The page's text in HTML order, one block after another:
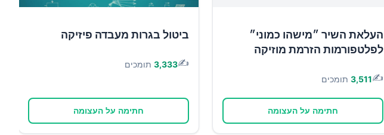
העלאת השיר ״מישהו כמוני״
לפלטפורמות הזרמת מוזיקה
✍️
3,511 תומכים
חתימה על העצומה
ביטול בגרות מעבדה פיזיקה
✍️
3,333 תומכים
חתימה על העצומה